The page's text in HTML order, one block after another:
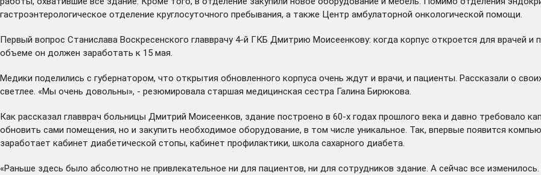
гастроэнтерологическое отделение круглосуточного пребывания, а также Центр амбулаторной онкологической помощи.
Первый вопрос Станислава Воскресенского главврачу 4-й ГКБ Дмитрию Моисеенкову: когда корпус откроется для врачей
объеме он должен заработать к 15 мая.
Медики поделились с губернатором, что открытия обновленного корпуса очень ждут и врачи, и пациенты. Рассказали о
светлее. «Мы очень довольны», - резюмировала старшая медицинская сестра Галина Бирюкова.
Как рассказал главврач больницы Дмитрий Моисеенков, здание построено в 60-х годах прошлого века и давно требовало
обновить сами помещения, но и закупить необходимое оборудование, в том числе уникальное. Так, впервые появится
заработает кабинет диабетической стопы, кабинет профилактики, школа сахарного диабета.
«Раньше здесь было абсолютно не привлекательное ни для пациентов, ни для сотрудников здание. А сейчас все